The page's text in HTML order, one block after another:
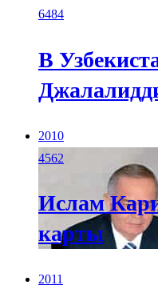
6484
В
2010
4562
Ислам
карты
2011